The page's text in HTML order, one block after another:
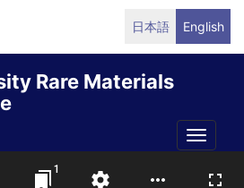
日本語 English
Rare Materials
Toggle